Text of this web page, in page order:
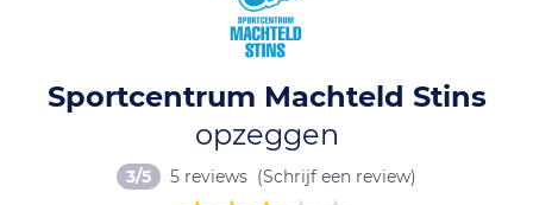
Sportcentrum Machteld Stins
opzeggen
3/5 5 reviews (Schrijf een review)